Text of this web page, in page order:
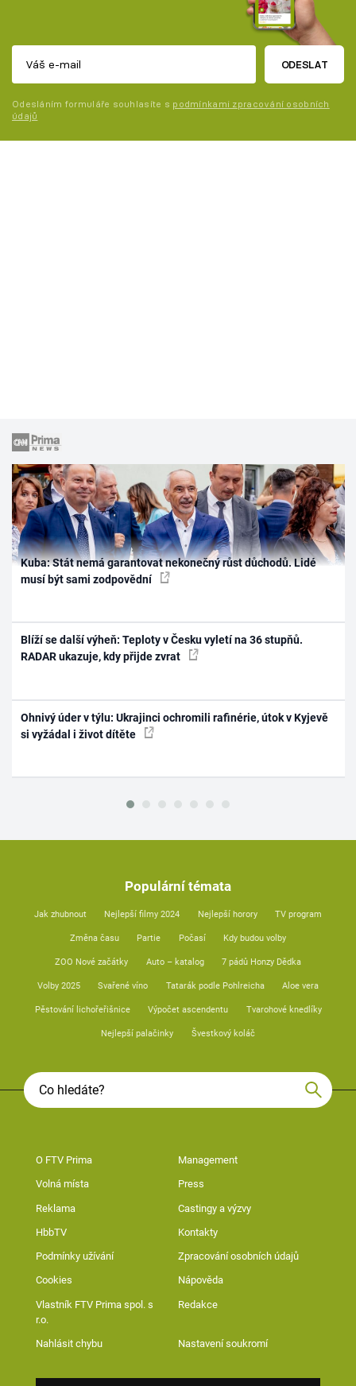
ODESLAT
Odesláním formuláře souhlasíte s podmínkami zpracování osobních
údajů
Kuba: Stát nemá garantovat nekonečný růst důchodů. Lidé
musí být sami zodpovědní
Blíží se další výheň: Teploty v Česku vyletí na 36 stupňů.
RADAR ukazuje, kdy přijde zvrat
Ohnivý úder v týlu: Ukrajinci ochromili rafinérie, útok v Kyjevě
si vyžádal i život dítěte
Populární témata
Jak zhubnout Nejlepší filmy 2024 Nejlepší horory TV program
Změna času Partie Počasí Kdy budou volby
ZOO Nové začátky Auto – katalog 7 pádů Honzy Dědka
Volby 2025 Svařené víno Tatarák podle Pohlreicha Aloe vera
Pěstování lichořeřišnice Výpočet ascendentu Tvarohové knedlíky
Nejlepší palačinky Švestkový koláč
O FTV Prima Management
Volná místa Press
Reklama Castingy a výzvy
HbbTV Kontakty
Podmínky užívání Zpracování osobních údajů
Cookies Nápověda
Vlastník FTV Prima spol. s
r.o.
Redakce
Nahlásit chybu Nastavení soukromí